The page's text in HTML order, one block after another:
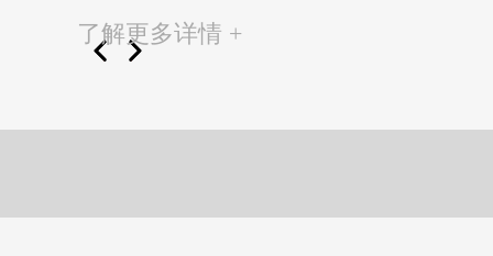
了解更多详情 +